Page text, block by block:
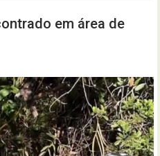
em área de